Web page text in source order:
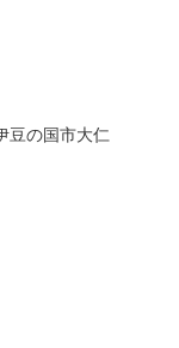
豆の国市大仁